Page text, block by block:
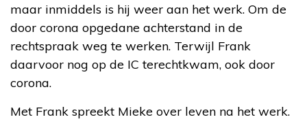
maar inmiddels is hij weer aan het werk. Om de
door corona opgedane achterstand in de
rechtspraak weg te werken. Terwijl Frank
daarvoor nog op de IC terechtkwam, ook door
corona.
Met Frank spreekt Mieke over leven na het werk.